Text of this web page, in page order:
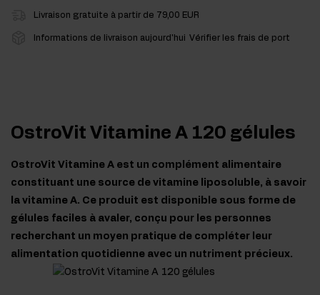
Livraison gratuite à partir de 79,00 EUR
Informations de livraison aujourd'hui Vérifier les frais de port
OstroVit Vitamine A 120 gélules
OstroVit Vitamine A est un complément alimentaire
constituant une source de vitamine liposoluble, à savoir
la vitamine A. Ce produit est disponible sous forme de
gélules faciles à avaler, conçu pour les personnes
recherchant un moyen pratique de compléter leur
alimentation quotidienne avec un nutriment précieux.